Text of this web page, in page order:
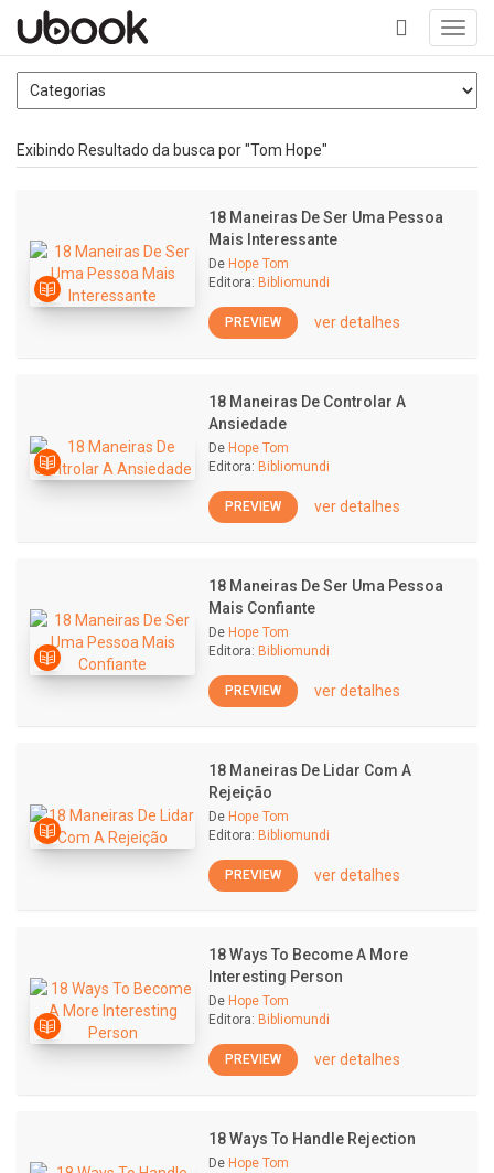
+
Exibindo Resultado da busca por "Tom Hope"
18 Maneiras De Ser Uma Pessoa
Mais Interessante
De Hope Tom
Editora: Bibliomundi
PREVIEW ver detalhes
18 Maneiras De Controlar A
Ansiedade
De Hope Tom
Editora: Bibliomundi
PREVIEW ver detalhes
18 Maneiras De Ser Uma Pessoa
Mais Confiante
De Hope Tom
Editora: Bibliomundi
PREVIEW ver detalhes
18 Maneiras De Lidar Com A
Rejeição
De Hope Tom
Editora: Bibliomundi
PREVIEW ver detalhes
18 Ways To Become A More
Interesting Person
De Hope Tom
Editora: Bibliomundi
PREVIEW ver detalhes
18 Ways To Handle Rejection
De Hope Tom